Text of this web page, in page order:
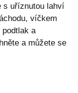
s uříznutou lahví
víčkem
a
a můžete se